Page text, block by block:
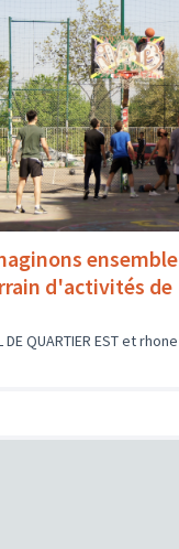
ensemble
d'activités de
DE QUARTIER EST et rhone